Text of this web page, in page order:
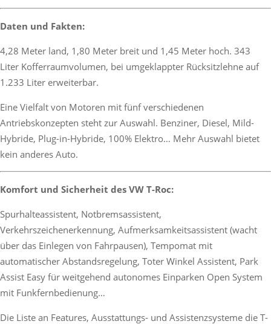
Daten und Fakten:
4,28 Meter land, 1,80 Meter breit und 1,45 Meter hoch. 343
Liter Kofferraumvolumen, bei umgeklappter Rücksitzlehne auf
1.233 Liter erweiterbar.
Eine Vielfalt von Motoren mit fünf verschiedenen
Antriebskonzepten steht zur Auswahl. Benziner, Diesel, Mild-
Hybride, Plug-in-Hybride, 100% Elektro… Mehr Auswahl bietet
kein anderes Auto.
Komfort und Sicherheit des VW T-Roc:
Spurhalteassistent, Notbremsassistent,
Verkehrszeichenerkennung, Aufmerksamkeitsassistent (wacht
über das Einlegen von Fahrpausen), Tempomat mit
automatischer Abstandsregelung, Toter Winkel Assistent, Park
Assist Easy für weitgehend autonomes Einparken Open System
mit Funkfernbedienung…
Die Liste an Features, Ausstattungs- und Assistenzsysteme die T-